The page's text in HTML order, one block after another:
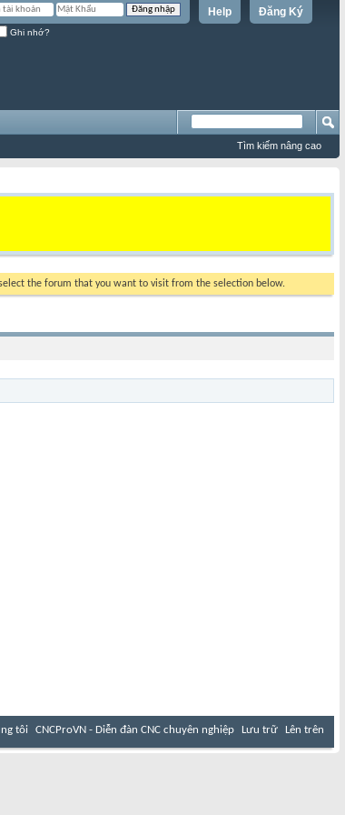
Đăng Ký
Help
Ghi nhớ?
Tìm kiếm nâng cao
the forum that you want to visit from the selection below.
tôi CNCProVN - Diễn đàn CNC chuyên nghiệp Lưu trữ Lên trên